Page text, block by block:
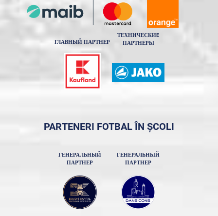
ГЛАВНЫЙ ПАРТНЕР
ТЕХНИЧЕСКИE
ПАРТНЕРЫ
PARTENERI FOTBAL ÎN ȘCOLI
ГЕНЕРАЛЬНЫЙ
ПАРТНЕР
ГЕНЕРАЛЬНЫЙ
ПАРТНЕР